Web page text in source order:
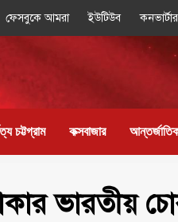
ফেসবুকে আমরা ইউটিউব কনভার্টার
চট্টগ্রাম কক্সবাজার
ভারতীয়